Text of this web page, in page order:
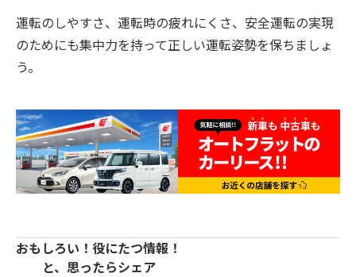
運転のしやすさ、運転時の疲れにくさ、安全運転の実現
のためにも集中力を持って正しい運転姿勢を保ちましょ
う。
おもしろい！役にたつ情報！
と、思ったらシェア